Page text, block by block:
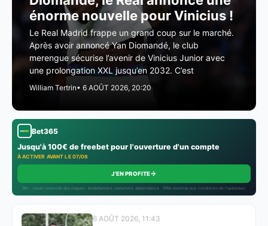
énorme nouvelle pour Vinicius !
Le Real Madrid frappe un grand coup sur le marché.
Après avoir annoncé Yan Diomandé, le club
merengue sécurise l’avenir de Vinicius Junior avec
une prolongation XXL jusqu’en 2032. C’est
William Tertrin• 6 AOÛT 2026, 20:20
Bet365
Jusqu'à 100€ de freebet pour l'ouverture d'un compte
À ACTIVER AVANT LE 07/08
J'EN PROFITE→
18+ · Jouer comporte des risques : endettement, isolement, dépendance · Offre soumise aux conditions de l’opérateur.
6 AOÛT 2026, 11:43